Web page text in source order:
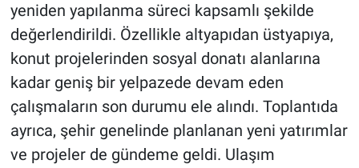
yeniden yapılanma süreci kapsamlı şekilde
değerlendirildi. Özellikle altyapıdan üstyapıya,
konut projelerinden sosyal donatı alanlarına
kadar geniş bir yelpazede devam eden
çalışmaların son durumu ele alındı. Toplantıda
ayrıca, şehir genelinde planlanan yeni yatırımlar
ve projeler de gündeme geldi. Ulaşım